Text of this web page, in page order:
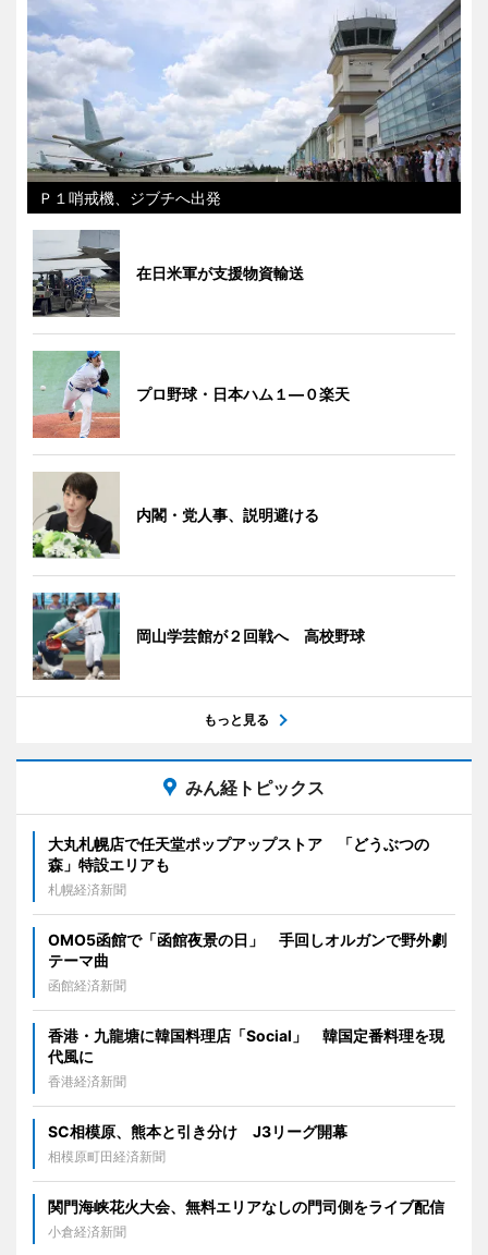
Ｐ１哨戒機、ジブチへ出発
在日米軍が支援物資輸送
プロ野球・日本ハム１―０楽天
内閣・党人事、説明避ける
岡山学芸館が２回戦へ 高校野球
もっと見る
みん経トピックス
大丸札幌店で任天堂ポップアップストア 「どうぶつの
森」特設エリアも
札幌経済新聞
OMO5函館で「函館夜景の日」 手回しオルガンで野外劇
テーマ曲
函館経済新聞
香港・九龍塘に韓国料理店「Social」 韓国定番料理を現
代風に
香港経済新聞
SC相模原、熊本と引き分け J3リーグ開幕
相模原町田経済新聞
関門海峡花火大会、無料エリアなしの門司側をライブ配信
小倉経済新聞